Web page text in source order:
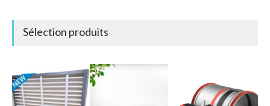
Sélection produits